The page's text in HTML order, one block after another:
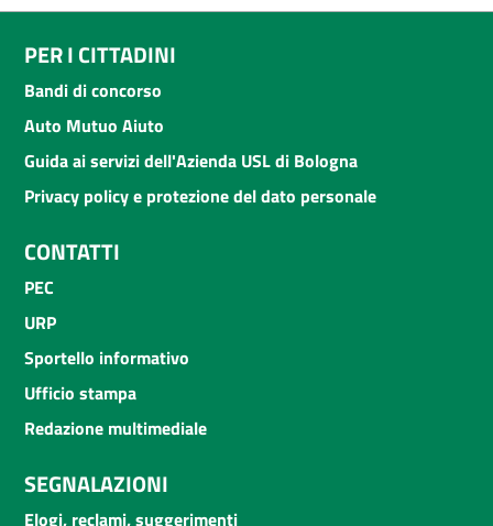
PER I CITTADINI
Bandi di concorso
Auto Mutuo Aiuto
Guida ai servizi dell'Azienda USL di Bologna
Privacy policy e protezione del dato personale
CONTATTI
PEC
URP
Sportello informativo
Ufficio stampa
Redazione multimediale
SEGNALAZIONI
Elogi, reclami, suggerimenti